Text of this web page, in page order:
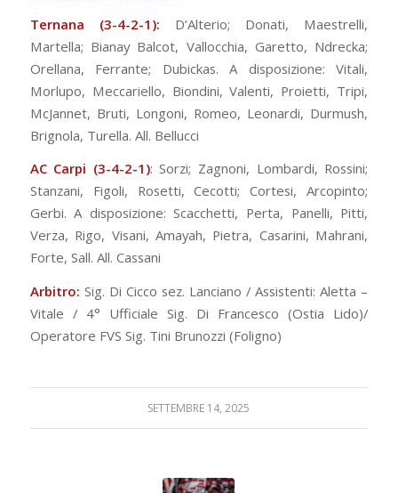
Ternana (3-4-2-1): D’Alterio; Donati, Maestrelli,
Martella; Bianay Balcot, Vallocchia, Garetto, Ndrecka;
Orellana, Ferrante; Dubickas. A disposizione: Vitali,
Morlupo, Meccariello, Biondini, Valenti, Proietti, Tripi,
McJannet, Bruti, Longoni, Romeo, Leonardi, Durmush,
Brignola, Turella. All. Bellucci
AC Carpi (3-4-2-1): Sorzi; Zagnoni, Lombardi, Rossini;
Stanzani, Figoli, Rosetti, Cecotti; Cortesi, Arcopinto;
Gerbi. A disposizione: Scacchetti, Perta, Panelli, Pitti,
Verza, Rigo, Visani, Amayah, Pietra, Casarini, Mahrani,
Forte, Sall. All. Cassani
Arbitro: Sig. Di Cicco sez. Lanciano / Assistenti: Aletta –
Vitale / 4° Ufficiale Sig. Di Francesco (Ostia Lido)/
Operatore FVS Sig. Tini Brunozzi (Foligno)
SETTEMBRE 14, 2025